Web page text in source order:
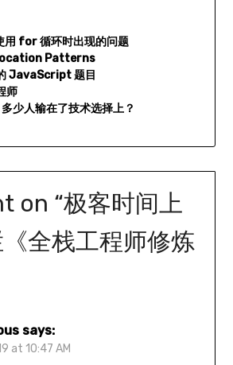
for 循环时出现的问题
Patterns
JavaScript 题目
师
少人输在了技术选择上？
on “极客时间上
全栈工程师修炼
says:
at 10:47 AM